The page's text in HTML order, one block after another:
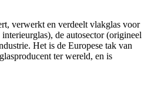
verwerkt en verdeelt vlakglas voor
de autosector (origineel
Het is de Europese tak van
ter wereld, en is